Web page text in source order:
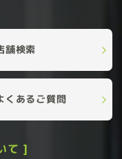
舗検索
くあるご質問
て ]